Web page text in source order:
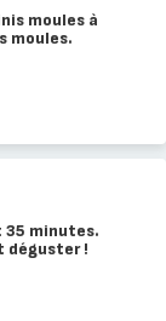
moules à
moules.
35 minutes.
déguster !